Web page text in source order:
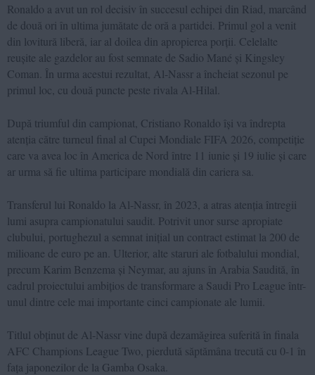
Ronaldo a avut un rol decisiv în succesul echipei din Riad, marcând
de două ori în ultima jumătate de oră a partidei. Primul gol a venit
din lovitură liberă, iar al doilea din apropierea porții. Celelalte
reușite ale gazdelor au fost semnate de Sadio Mané și Kingsley
Coman. În urma acestui rezultat, Al-Nassr a încheiat sezonul pe
primul loc, cu două puncte peste rivala Al-Hilal.
După triumful din campionat, Cristiano Ronaldo își va îndrepta
atenția către turneul final al Cupei Mondiale FIFA 2026, competiție
care va avea loc în America de Nord între 11 iunie și 19 iulie și care
ar urma să fie ultima participare mondială din cariera sa.
Transferul lui Ronaldo la Al-Nassr, în 2023, a atras atenția întregii
lumi asupra campionatului saudit. Potrivit unor surse apropiate
clubului, portughezul a semnat inițial un contract estimat la 200 de
milioane de euro pe an. Ulterior, alte staruri ale fotbalului mondial,
precum Karim Benzema și Neymar, au ajuns în Arabia Saudită, în
cadrul proiectului ambițios de transformare a Saudi Pro League într-
unul dintre cele mai importante cinci campionate ale lumii.
Titlul obținut de Al-Nassr vine după dezamăgirea suferită în finala
AFC Champions League Two, pierdută săptămâna trecută cu 0-1 în
fața japonezilor de la Gamba Osaka.